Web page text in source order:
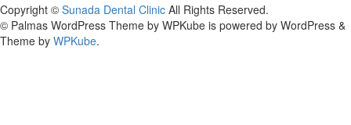
Copyright © Sunada Dental Clinic All Rights Reserved.
© Palmas WordPress Theme by WPKube is powered by WordPress &
Theme by WPKube.